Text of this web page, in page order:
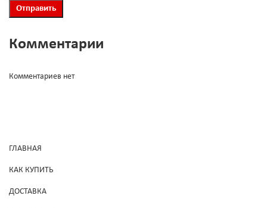
Комментарии
Комментариев нет
ГЛАВНАЯ
КАК КУПИТЬ
ДОСТАВКА